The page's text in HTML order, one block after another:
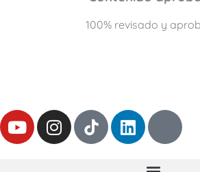
100% revisado y
Y
o
I
n
L
i
T